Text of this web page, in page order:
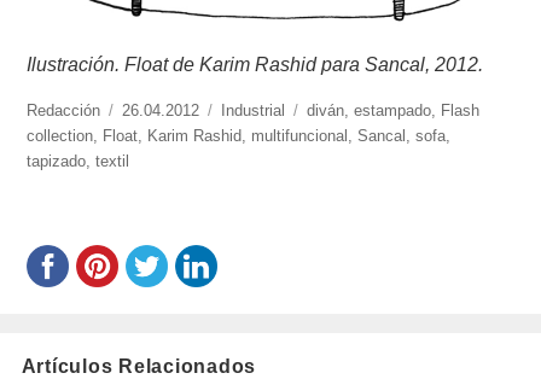
Ilustración. Float de Karim Rashid para Sancal, 2012.
https://www.experimenta.es/author/redaccion/
Redacción
Publicado
el
26.04.2012 Categorías
Industrial Etiquetas
diván ,estampado Flash
collection Float Karim Rashid multifuncional ,Sancal ,sofa
tapizado ,textil
Artículos Relacionados